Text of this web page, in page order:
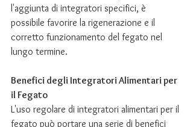
l'aggiunta di integratori specifici, è
possibile favorire la rigenerazione e il
corretto funzionamento del fegato nel
lungo termine.
Benefici degli Integratori Alimentari per
il Fegato
L'uso regolare di integratori alimentari per il
fegato può portare una serie di benefici